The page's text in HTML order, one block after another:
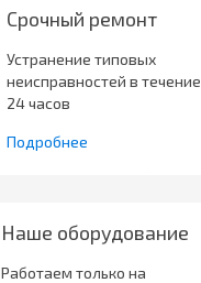
Срочный ремонт
Устранение типовых
неисправностей в течение
24 часов
Подробнее
Наше оборудование
Работаем только на